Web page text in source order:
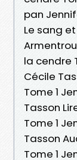
pan
Le sang
la cendre
Cécile
Tome 1
Tasson
Tome 1
Tasson
Tome 1